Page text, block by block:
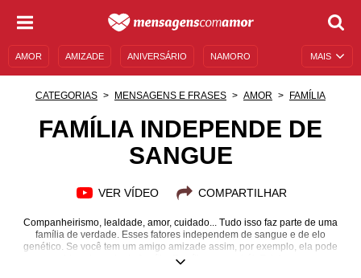
MAIS
AMOR AMIZADE ANIVERSÁRIO NAMORO
UNIVERSO FEMININO
MENSAGENS DE ANIVERSÁRIO
CATEGORIAS MENSAGENS E FRASES AMOR FAMÍLIA
FAMÍLIA INDEPENDE DE
SANGUE
VER VÍDEO COMPARTILHAR
Companheirismo, lealdade, amor, cuidado... Tudo isso faz parte de uma
família de verdade. Esses fatores independem de sangue e de elo
genético. Se você tem um amigo amizade assim, por exemplo, ela pode
ser considerada parte da família. Família se constrói. Esteja com quem